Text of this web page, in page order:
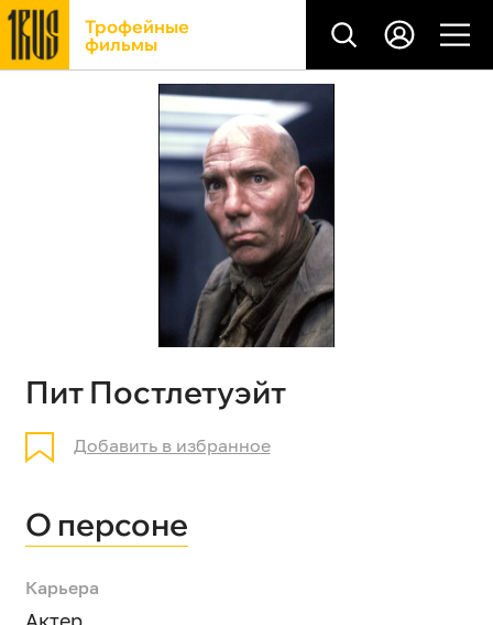
Трофейные
фильмы
Пит Постлетуэйт
Добавить в избранное
О персоне
Карьера